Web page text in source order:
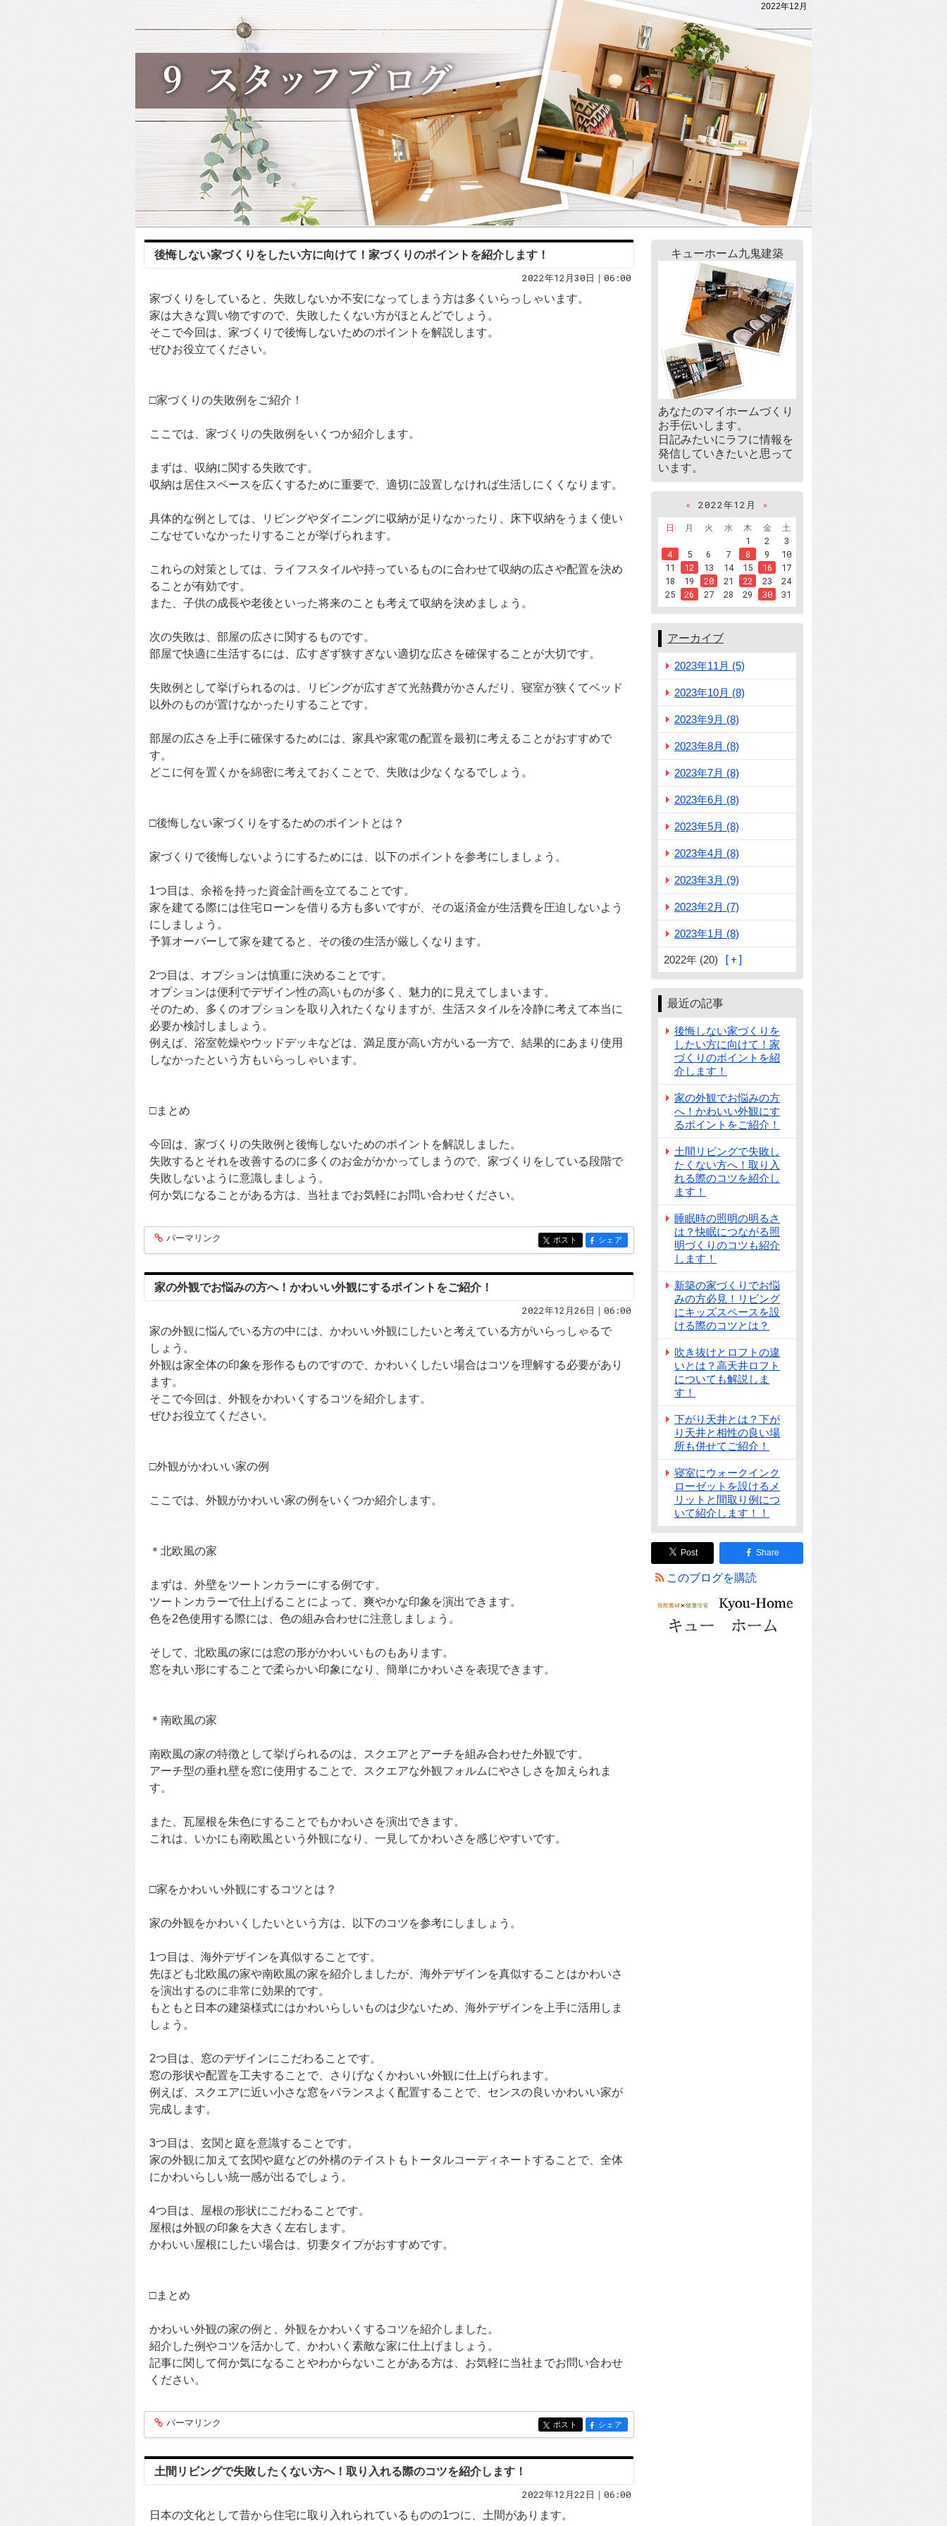
2022年12月
後悔しない家づくりをしたい方に向けて！家づくりのポイントを紹介します！
2022年12月30日｜06:00
家づくりをしていると、失敗しないか不安になってしまう方は多くいらっしゃいます。
家は大きな買い物ですので、失敗したくない方がほとんどでしょう。
そこで今回は、家づくりで後悔しないためのポイントを解説します。
ぜひお役立てください。
□家づくりの失敗例をご紹介！
ここでは、家づくりの失敗例をいくつか紹介します。
まずは、収納に関する失敗です。
収納は居住スペースを広くするために重要で、適切に設置しなければ生活しにくくなります。
具体的な例としては、リビングやダイニングに収納が足りなかったり、床下収納をうまく使い
こなせていなかったりすることが挙げられます。
これらの対策としては、ライフスタイルや持っているものに合わせて収納の広さや配置を決め
ることが有効です。
また、子供の成長や老後といった将来のことも考えて収納を決めましょう。
次の失敗は、部屋の広さに関するものです。
部屋で快適に生活するには、広すぎず狭すぎない適切な広さを確保することが大切です。
失敗例として挙げられるのは、リビングが広すぎて光熱費がかさんだり、寝室が狭くてベッド
以外のものが置けなかったりすることです。
部屋の広さを上手に確保するためには、家具や家電の配置を最初に考えることがおすすめで
す。
どこに何を置くかを綿密に考えておくことで、失敗は少なくなるでしょう。
□後悔しない家づくりをするためのポイントとは？
家づくりで後悔しないようにするためには、以下のポイントを参考にしましょう。
1つ目は、余裕を持った資金計画を立てることです。
家を建てる際には住宅ローンを借りる方も多いですが、その返済金が生活費を圧迫しないよう
にしましょう。
予算オーバーして家を建てると、その後の生活が厳しくなります。
2つ目は、オプションは慎重に決めることです。
オプションは便利でデザイン性の高いものが多く、魅力的に見えてしまいます。
そのため、多くのオプションを取り入れたくなりますが、生活スタイルを冷静に考えて本当に
必要か検討しましょう。
例えば、浴室乾燥やウッドデッキなどは、満足度が高い方がいる一方で、結果的にあまり使用
しなかったという方もいらっしゃいます。
□まとめ
今回は、家づくりの失敗例と後悔しないためのポイントを解説しました。
失敗するとそれを改善するのに多くのお金がかかってしまうので、家づくりをしている段階で
失敗しないように意識しましょう。
何か気になることがある方は、当社までお気軽にお問い合わせください。
entry199
パーマリンク entry199
ポスト entry199
シェア
家の外観でお悩みの方へ！かわいい外観にするポイントをご紹介！
2022年12月26日｜06:00
家の外観に悩んでいる方の中には、かわいい外観にしたいと考えている方がいらっしゃるで
しょう。
外観は家全体の印象を形作るものですので、かわいくしたい場合はコツを理解する必要があり
ます。
そこで今回は、外観をかわいくするコツを紹介します。
ぜひお役立てください。
□外観がかわいい家の例
ここでは、外観がかわいい家の例をいくつか紹介します。
＊北欧風の家
まずは、外壁をツートンカラーにする例です。
ツートンカラーで仕上げることによって、爽やかな印象を演出できます。
色を2色使用する際には、色の組み合わせに注意しましょう。
そして、北欧風の家には窓の形がかわいいものもあります。
窓を丸い形にすることで柔らかい印象になり、簡単にかわいさを表現できます。
＊南欧風の家
南欧風の家の特徴として挙げられるのは、スクエアとアーチを組み合わせた外観です。
アーチ型の垂れ壁を窓に使用することで、スクエアな外観フォルムにやさしさを加えられま
す。
また、瓦屋根を朱色にすることでもかわいさを演出できます。
これは、いかにも南欧風という外観になり、一見してかわいさを感じやすいです。
□家をかわいい外観にするコツとは？
家の外観をかわいくしたいという方は、以下のコツを参考にしましょう。
1つ目は、海外デザインを真似することです。
先ほども北欧風の家や南欧風の家を紹介しましたが、海外デザインを真似することはかわいさ
を演出するのに非常に効果的です。
もともと日本の建築様式にはかわいらしいものは少ないため、海外デザインを上手に活用しま
しょう。
2つ目は、窓のデザインにこだわることです。
窓の形状や配置を工夫することで、さりげなくかわいい外観に仕上げられます。
例えば、スクエアに近い小さな窓をバランスよく配置することで、センスの良いかわいい家が
完成します。
3つ目は、玄関と庭を意識することです。
家の外観に加えて玄関や庭などの外構のテイストもトータルコーディネートすることで、全体
にかわいらしい統一感が出るでしょう。
4つ目は、屋根の形状にこだわることです。
屋根は外観の印象を大きく左右します。
かわいい屋根にしたい場合は、切妻タイプがおすすめです。
□まとめ
かわいい外観の家の例と、外観をかわいくするコツを紹介しました。
紹介した例やコツを活かして、かわいく素敵な家に仕上げましょう。
記事に関して何か気になることやわからないことがある方は、お気軽に当社までお問い合わせ
ください。
entry198
パーマリンク entry198
ポスト entry198
シェア
土間リビングで失敗したくない方へ！取り入れる際のコツを紹介します！
2022年12月22日｜06:00
日本の文化として昔から住宅に取り入れられているものの1つに、土間があります。
キューホーム九鬼建築
あなたのマイホームづくり
お手伝いします。
日記みたいにラフに情報を
発信していきたいと思って
います。
« 2022年12月
»
日
月 火 水 木 金
土
1
2
3
4
5 6 7 8 9
10
11
12 13 14 15 16
17
18
19 20 21 22 23
24
25
26 27 28 29 30 31
アーカイブ
2023年11月 (5)
2023年10月 (8)
2023年9月 (8)
2023年8月 (8)
2023年7月 (8)
2023年6月 (8)
2023年5月 (8)
2023年4月 (8)
2023年3月 (9)
2023年2月 (7)
2023年1月 (8)
2022年 (20)
最近の記事
後悔しない家づくりを
したい方に向けて！家
づくりのポイントを紹
介します！
家の外観でお悩みの方
へ！かわいい外観にす
るポイントをご紹介！
土間リビングで失敗し
たくない方へ！取り入
れる際のコツを紹介し
ます！
睡眠時の照明の明るさ
は？快眠につながる照
明づくりのコツも紹介
します！
新築の家づくりでお悩
みの方必見！リビング
にキッズスペースを設
ける際のコツとは？
吹き抜けとロフトの違
いとは？高天井ロフト
についても解説しま
す！
下がり天井とは？下が
り天井と相性の良い場
所も併せてご紹介！
寝室にウォークインク
ローゼットを設けるメ
リットと間取り例につ
いて紹介します！！
Post Share
このブログを購読